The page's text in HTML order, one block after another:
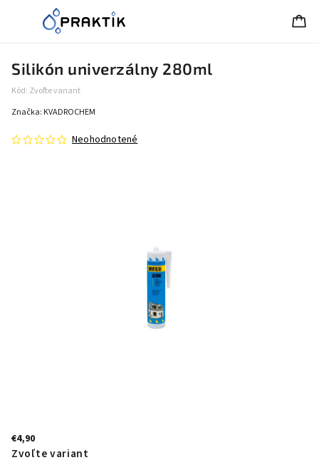
Silikón univerzálny 280ml
Kód: Zvoľte variant
Neohodnotené
Značka: KVADROCHEM
€4,90
Zvoľte variant